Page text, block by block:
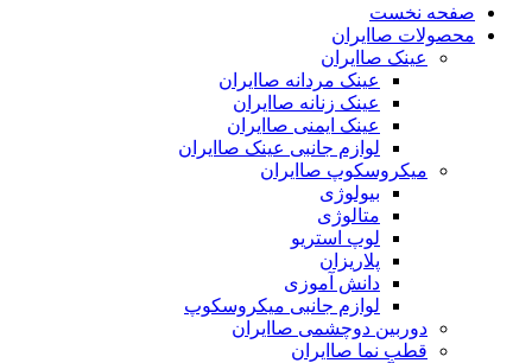
صفحه نخست
محصولات صاایران
عینک صاایران
عینک مردانه صاایران
عینک زنانه صاایران
عینک ایمنی صاایران
لوازم جانبی عینک صاایران
میکروسکوپ صاایران
بیولوژی
متالوژی
لوپ استریو
پلاریزان
دانش آموزی
لوازم جانبی میکروسکوپ
دوربین دوچشمی صاایران
قطب نما صاایران